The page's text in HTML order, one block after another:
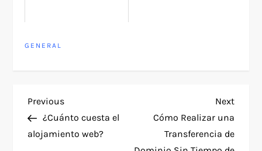
GENERAL
P
o
Previous
Post
Previous
¿Cuánto cuesta el
alojamiento web?
Next
Post
Next
Cómo Realizar una
Transferencia de